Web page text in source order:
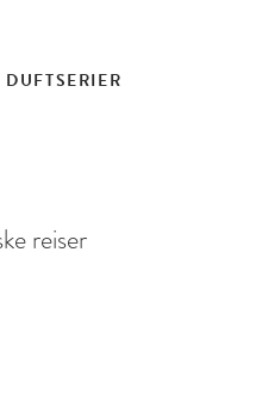
DUFTSERIER
reiser